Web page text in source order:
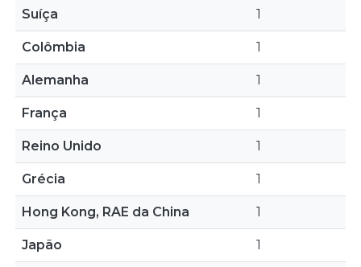
Suíça 1
Colômbia 1
Alemanha 1
França 1
Reino Unido 1
Grécia 1
Hong Kong, RAE da China 1
Japão 1